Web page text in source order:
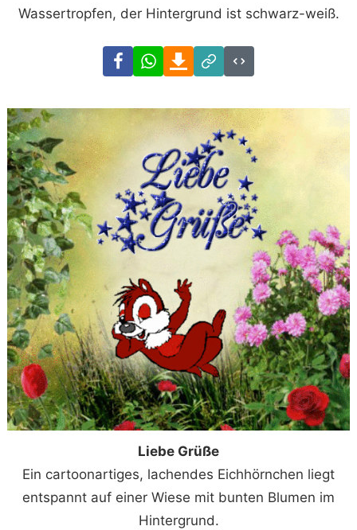
Wassertropfen, der Hintergrund ist schwarz-weiß.
FacebookWhatsAppDownload
Link
Code
Liebe Grüße
Ein cartoonartiges, lachendes Eichhörnchen liegt
entspannt auf einer Wiese mit bunten Blumen im
Hintergrund.